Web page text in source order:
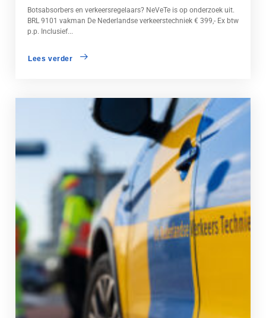
Botsabsorbers en verkeersregelaars? NeVeTe is op onderzoek uit.
BRL 9101 vakman De Nederlandse verkeerstechniek € 399,- Ex btw
p.p. Inclusief...
Lees verder